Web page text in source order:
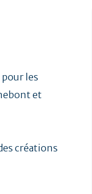
les
et
créations